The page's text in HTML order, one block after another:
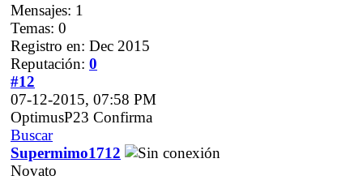
Mensajes: 1
Temas: 0
Registro en: Dec 2015
Reputación: 0
#12
07-12-2015, 07:58 PM
OptimusP23 Confirma
Buscar
Supermimo1712
Novato